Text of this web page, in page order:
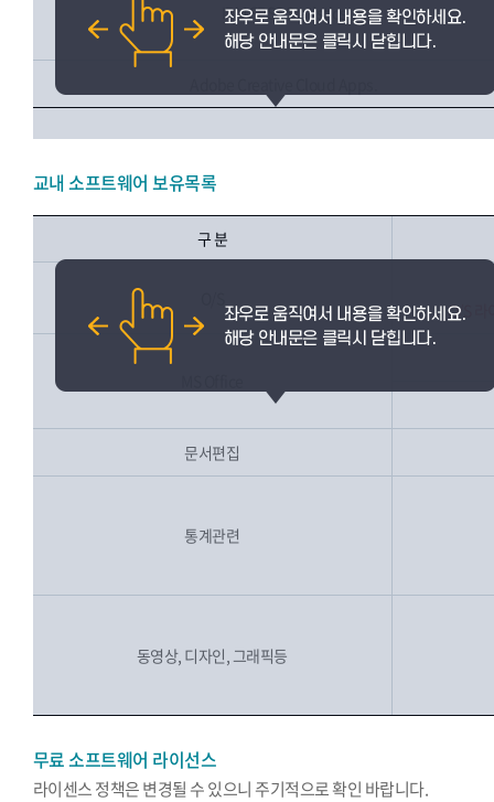
IBM SPSS Statistics
교내 소프트웨어 보유목록
구 분
O/S 라
문서편집
통계관련
동영상, 디자인, 그래픽등
무료 소프트웨어 라이선스
라이센스 정책은 변경될 수 있으니 주기적으로 확인 바랍니다.